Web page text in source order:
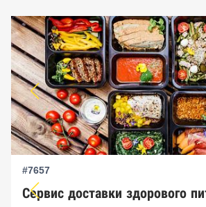
#7657
Сервис доставки здорового